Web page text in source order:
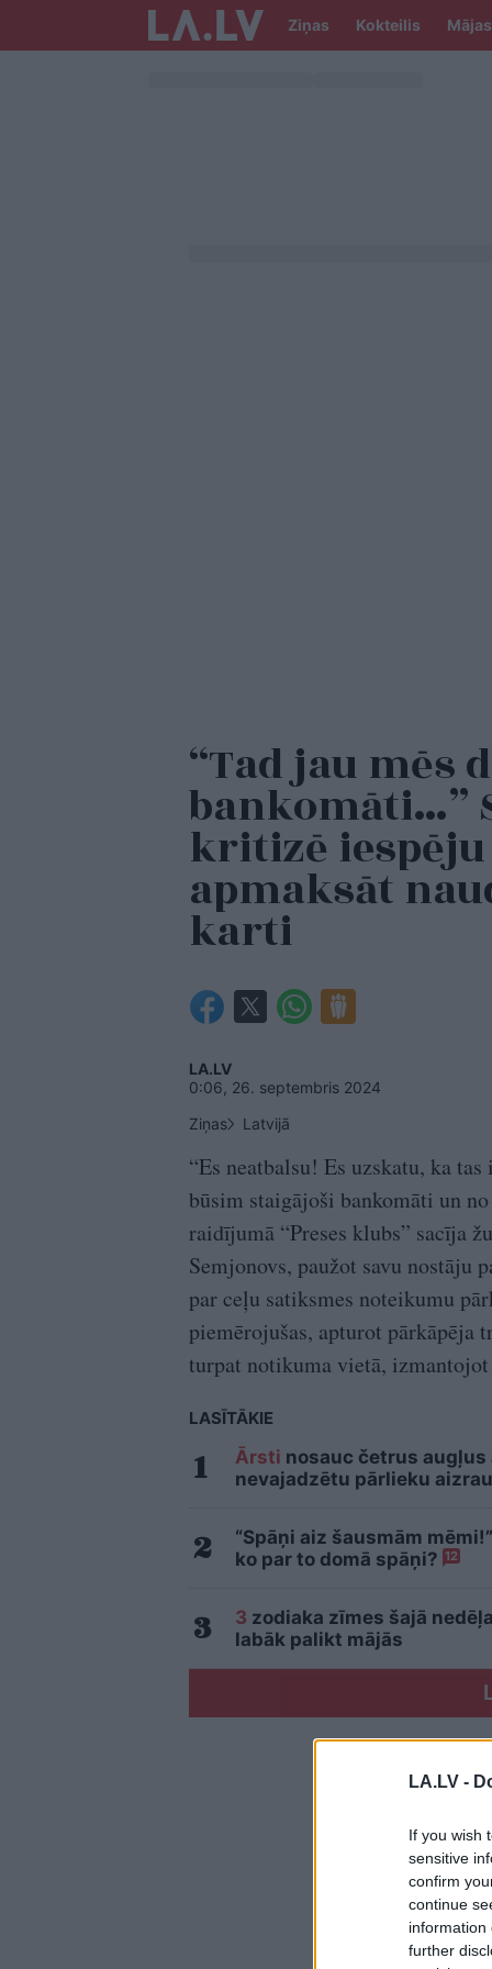
LA.LV -
If you wish
sensitive
confirm
continue
information
further
Ziņas Kokteilis Mājas
“Tad jau mēs
bankomāti…”
kritizē
apmaksāt
karti
LA.LV
0:06, 26. septembris 2024
Ziņas
Latvijā
“Es neatbalsu! Es uzskatu, ka
būsim staigājoši bankomāti un
raidījumā “Preses klubs” sacīja
Semjonovs, paužot savu nostāju
par ceļu satiksmes noteikumu
piemērojušas, apturot pārkāpēja
turpat notikuma vietā,
LASĪTĀKIE
Ārsti nosauc četrus augļus
nevajadzētu pārlieku
“Spāņi aiz šausmām
ko par to domā spāņi? 12
3 zodiaka zīmes šajā
labāk palikt mājās